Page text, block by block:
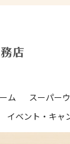
ム スーパー
イベント・キャ